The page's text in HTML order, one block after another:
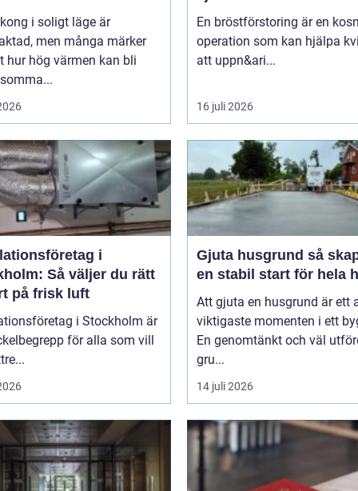
i soligt läge är
men många märker
hur hög värmen kan bli
En bröstförstoring är en
operation som kan hjälpa
att uppn&ari...
16 juli 2026
i
Så väljer du rätt
på frisk luft
i Stockholm är
för alla som vill
Gjuta husgrund så skapas
en stabil start för hela
Att gjuta en husgrund är ett
viktigaste momenten i ett
En genomtänkt och väl
gru...
14 juli 2026